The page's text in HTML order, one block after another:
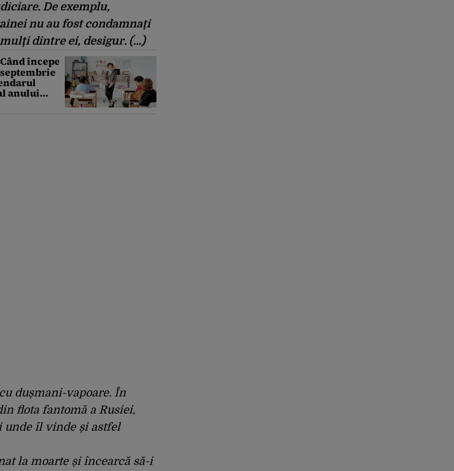
De exemplu,
nu au fost condamnați
dintre ei, desigur. (…)
Când începe
anului
2027
dușmani-vapoare. În
flota fantomă a Rusiei,
unde îl vinde și astfel
la moarte și încearcă să-i